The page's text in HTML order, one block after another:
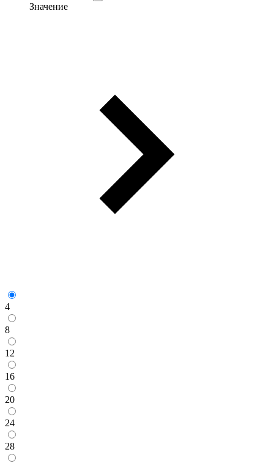
Значение
4
8
12
16
20
24
28